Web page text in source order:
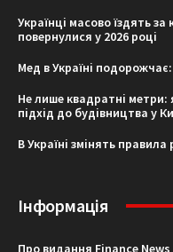
Українці масово їздять
повернулися у 2026 році
Мед в Україні
Не лише квадратні метри:
підхід до будівництва у
В Україні змінять
Інформація
Про видання Finance News